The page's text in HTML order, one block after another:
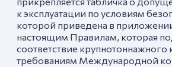
к эксплуатации по условиям
которой приведена в
настоящим Правилам, которая
соответствие крупнотоннажного
требованиям Международной